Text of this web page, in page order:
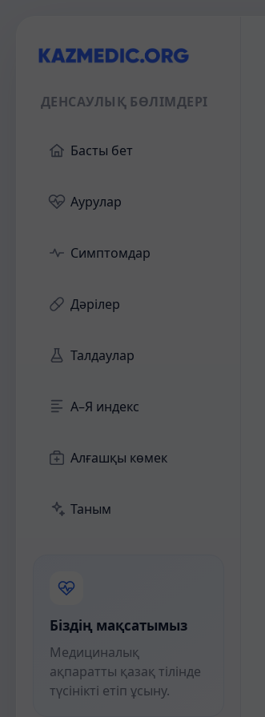
ДЕНСАУЛЫҚ БӨЛІМДЕРІ
Басты бет
Аурулар
Симптомдар
Дәрілер
Талдаулар
А–Я индекс
Алғашқы көмек
Таным
Біздің мақсатымыз
Медициналық
ақпаратты қазақ тілінде
түсінікті етіп ұсыну.